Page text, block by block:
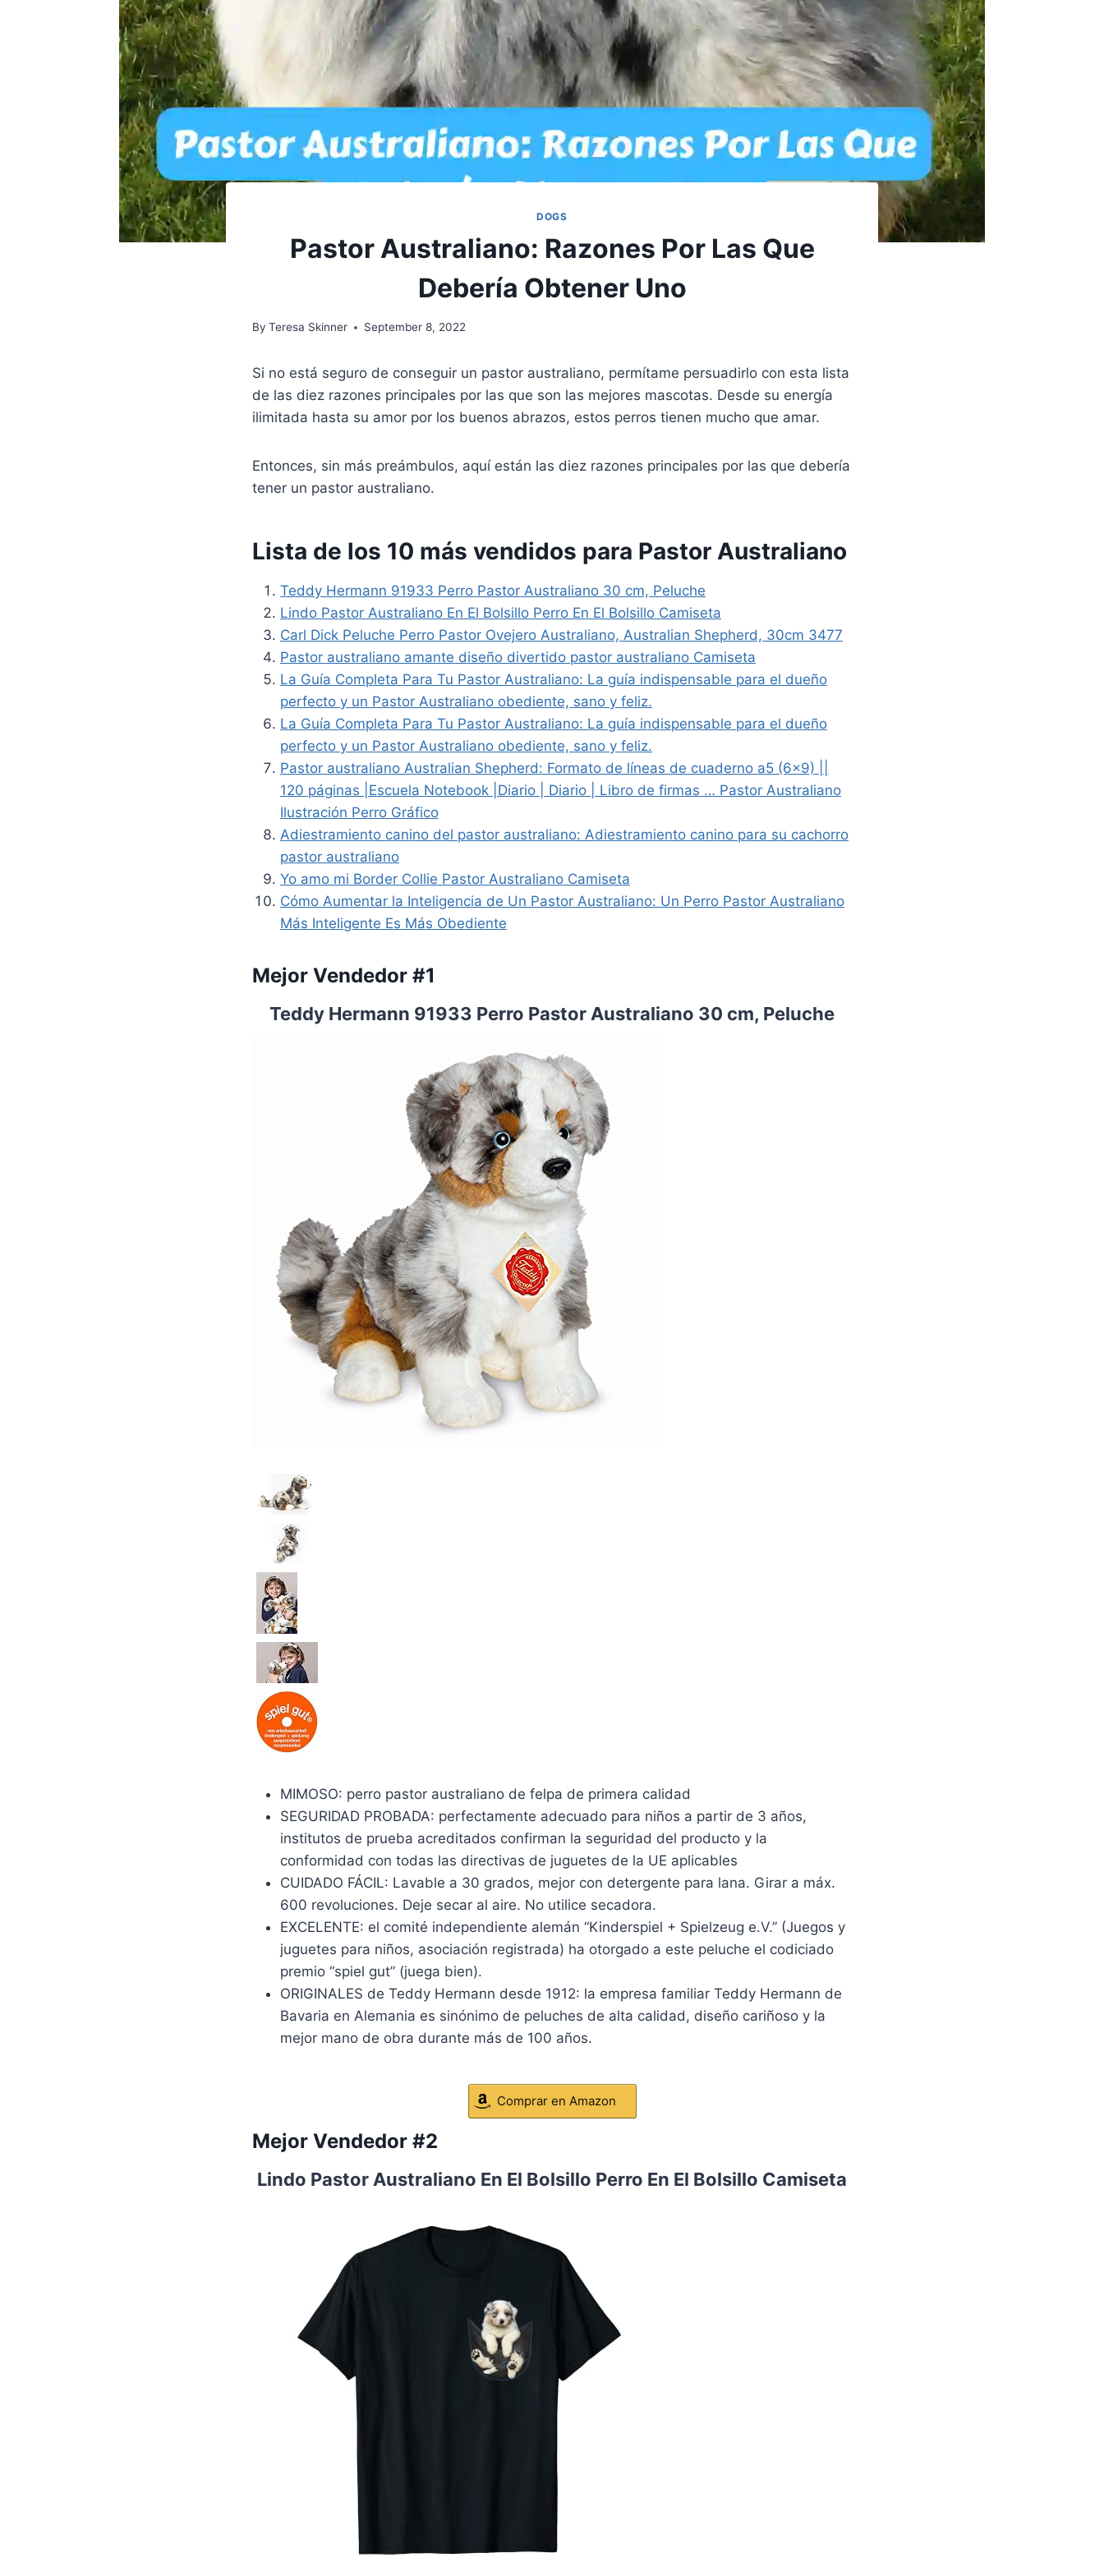
DOGS
Pastor Australiano: Razones Por Las Que
Debería Obtener Uno
By Teresa Skinner September 8, 2022
Si no está seguro de conseguir un pastor australiano, permítame persuadirlo con esta lista
de las diez razones principales por las que son las mejores mascotas. Desde su energía
ilimitada hasta su amor por los buenos abrazos, estos perros tienen mucho que amar.
Entonces, sin más preámbulos, aquí están las diez razones principales por las que debería
tener un pastor australiano.
Lista de los 10 más vendidos para Pastor Australiano
Teddy Hermann 91933 Perro Pastor Australiano 30 cm, Peluche
Lindo Pastor Australiano En El Bolsillo Perro En El Bolsillo Camiseta
Carl Dick Peluche Perro Pastor Ovejero Australiano, Australian Shepherd, 30cm 3477
Pastor australiano amante diseño divertido pastor australiano Camiseta
La Guía Completa Para Tu Pastor Australiano: La guía indispensable para el dueño
perfecto y un Pastor Australiano obediente, sano y feliz.
La Guía Completa Para Tu Pastor Australiano: La guía indispensable para el dueño
perfecto y un Pastor Australiano obediente, sano y feliz.
Pastor australiano Australian Shepherd: Formato de líneas de cuaderno a5 (6×9) ||
120 páginas |Escuela Notebook |Diario | Diario | Libro de firmas … Pastor Australiano
Ilustración Perro Gráfico
Adiestramiento canino del pastor australiano: Adiestramiento canino para su cachorro
pastor australiano
Yo amo mi Border Collie Pastor Australiano Camiseta
Cómo Aumentar la Inteligencia de Un Pastor Australiano: Un Perro Pastor Australiano
Más Inteligente Es Más Obediente
Mejor Vendedor #1
Teddy Hermann 91933 Perro Pastor Australiano 30 cm, Peluche
MIMOSO: perro pastor australiano de felpa de primera calidad
SEGURIDAD PROBADA: perfectamente adecuado para niños a partir de 3 años,
institutos de prueba acreditados confirman la seguridad del producto y la
conformidad con todas las directivas de juguetes de la UE aplicables
CUIDADO FÁCIL: Lavable a 30 grados, mejor con detergente para lana. Girar a máx.
600 revoluciones. Deje secar al aire. No utilice secadora.
EXCELENTE: el comité independiente alemán “Kinderspiel + Spielzeug e.V.” (Juegos y
juguetes para niños, asociación registrada) ha otorgado a este peluche el codiciado
premio “spiel gut” (juega bien).
ORIGINALES de Teddy Hermann desde 1912: la empresa familiar Teddy Hermann de
Bavaria en Alemania es sinónimo de peluches de alta calidad, diseño cariñoso y la
mejor mano de obra durante más de 100 años.
Comprar en Amazon
Mejor Vendedor #2
Lindo Pastor Australiano En El Bolsillo Perro En El Bolsillo Camiseta